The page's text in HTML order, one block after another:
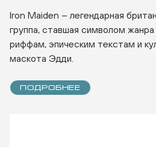
Iron Maiden – легендарная
группа, ставшая символом
риффам, эпическим текстам и
маскота Эдди.
ПОДРОБНЕЕ